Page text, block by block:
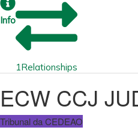
Info
1Relationships
ECW CCJ
Tribunal da CEDEAO